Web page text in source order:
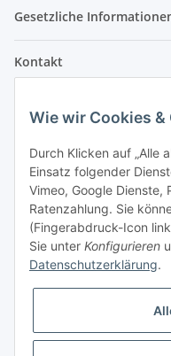
Gesetzliche
Kontakt
Im Weiherfeld 10
Montag bis Freitag
Ladengeschäft: 8.00 Uhr
Werkstatt: 7.30 Uhr -
Samstag
Bezahlvarianten
Wie wir Cookies &
Durch Klicken auf „Alle
Einsatz folgender
Vimeo, Google Dienste,
Ratenzahlung. Sie
(Fingerabdruck-Icon
Sie unter Konfigurieren
Datenschutzerklärung.